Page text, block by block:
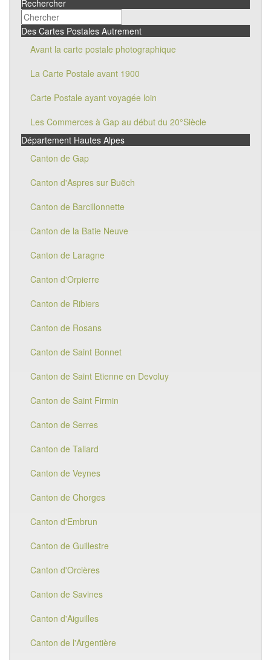
Rechercher
Des Cartes Postales Autrement
Avant la carte postale photographique
La Carte Postale avant 1900
Carte Postale ayant voyagée loin
Les Commerces à Gap au début du 20°Siècle
Département Hautes Alpes
Canton de Gap
Canton d'Aspres sur Buëch
Canton de Barcillonnette
Canton de la Batie Neuve
Canton de Laragne
Canton d'Orpierre
Canton de Ribiers
Canton de Rosans
Canton de Saint Bonnet
Canton de Saint Etienne en Devoluy
Canton de Saint Firmin
Canton de Serres
Canton de Tallard
Canton de Veynes
Canton de Chorges
Canton d'Embrun
Canton de Guillestre
Canton d'Orcières
Canton de Savines
Canton d'Aiguilles
Canton de l'Argentière